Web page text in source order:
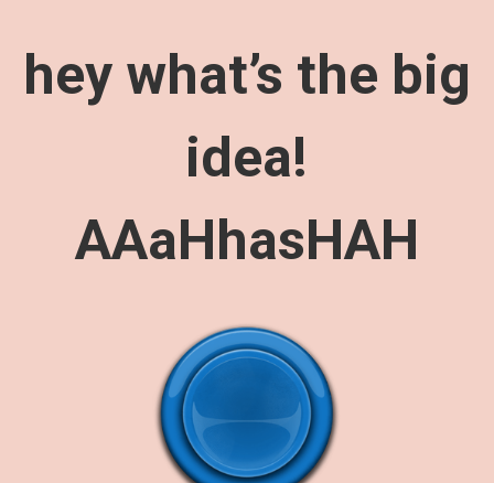
hey what’s the big
idea!
AAaHhasHAH